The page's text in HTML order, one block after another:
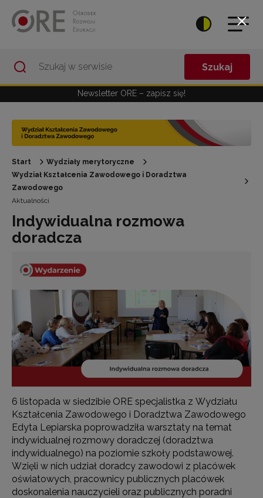
Szukaj
Newsletter ORE – zapisz się!
Start
Wydziały merytoryczne
Wydział Kształcenia Zawodowego i Doradztwa
Zawodowego
Aktualności
Indywidualna rozmowa
doradcza
6 listopada w siedzibie ORE specjalistka z Wydziału
Kształcenia Zawodowego i Doradztwa Zawodowego
Edyta Lepiarska poprowadziła warsztaty na temat
indywidualnej rozmowy doradczej (doradztwa
indywidualnego) na poziomie szkoły podstawowej.
Wzięli w nich udział doradcy zawodowi z placówek
oświatowych, pracownicy publicznych placówek
doskonalenia nauczycieli oraz publicznych poradni